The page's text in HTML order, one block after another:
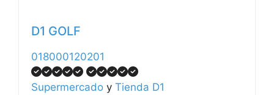
D1 GOLF
018000120201
Supermercado y Tienda D1